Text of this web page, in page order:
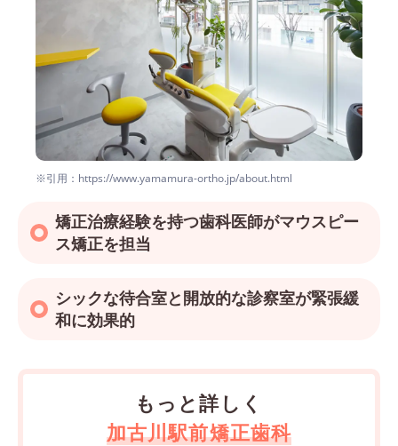
※引用：https://www.yamamura-ortho.jp/about.html
矯正治療経験を持つ歯科医師がマウスピー
ス矯正を担当
シックな待合室と開放的な診察室が緊張緩
和に効果的
もっと詳しく
加古川駅前矯正歯科